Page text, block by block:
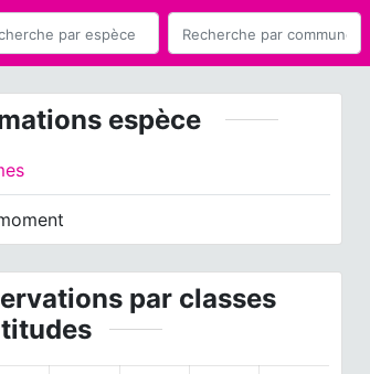
espèce
par classes